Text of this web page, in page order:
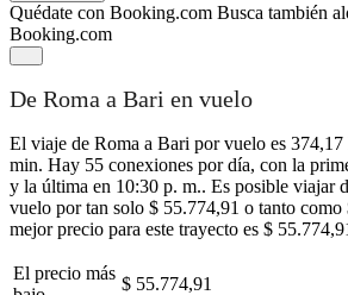
Quédate con Booking.com Busca también
Booking.com
De Roma a Bari en vuelo
El viaje de Roma a Bari por vuelo es
min. Hay 55 conexiones por día, con la
y la última en 10:30 p. m.. Es posible viajar
vuelo por tan solo $ 55.774,91 o tanto
mejor precio para este trayecto es $
El precio más
$ 55.774,91